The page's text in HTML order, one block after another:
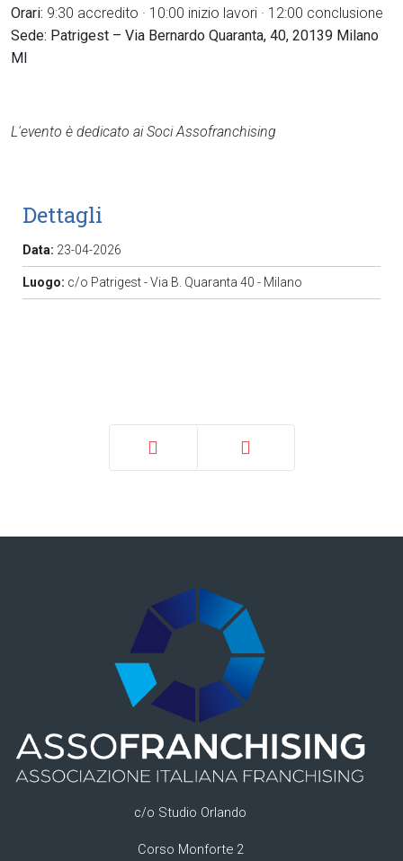
Orari: 9:30 accredito · 10:00 inizio lavori · 12:00 conclusione
Sede: Patrigest – Via Bernardo Quaranta, 40, 20139 Milano
MI
L'evento è dedicato ai Soci Assofranchising
Dettagli
Data: 23-04-2026
Luogo: c/o Patrigest - Via B. Quaranta 40 - Milano
c/o Studio Orlando
Corso Monforte 2